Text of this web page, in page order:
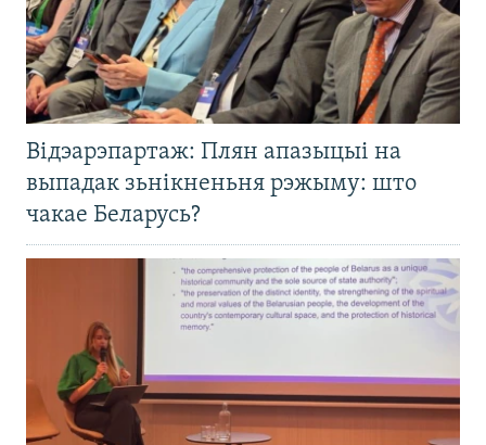
Відэарэпартаж: Плян апазыцыі на
выпадак зьнікненьня рэжыму: што
чакае Беларусь?